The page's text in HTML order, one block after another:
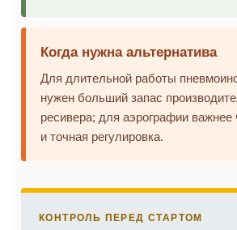
Когда нужна альтернатива
Для длительной работы
нужен больший запас
ресивера; для аэрографии важнее
и точная регулировка.
КОНТРОЛЬ ПЕРЕД СТАРТОМ